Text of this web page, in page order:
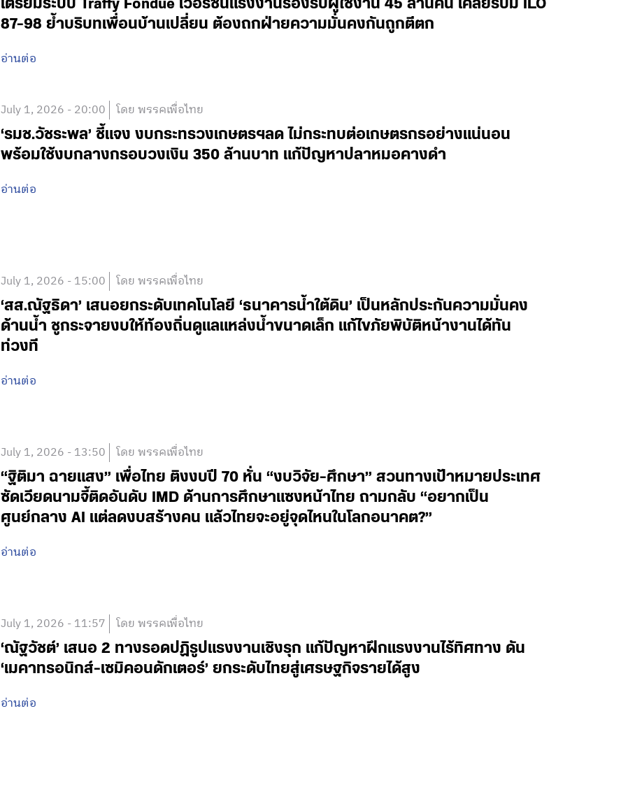
เตรียมระบบ Traffy Fondue เวอร์ชันแรงงานรองรับผู้ใช้งาน 45 ล้านคน เคลียร์ปม ILO
87-98 ย้ำบริบทเพื่อนบ้านเปลี่ยน ต้องถกฝ่ายความมั่นคงกันถูกตีตก
อ่านต่อ
July 1, 2026 - 20:00 โดย พรรคเพื่อไทย
‘รมช.วัชระพล’ ชี้แจง งบกระทรวงเกษตรฯลด ไม่กระทบต่อเกษตรกรอย่างแน่นอน
พร้อมใช้งบกลางกรอบวงเงิน 350 ล้านบาท แก้ปัญหาปลาหมอคางดำ
อ่านต่อ
July 1, 2026 - 15:00 โดย พรรคเพื่อไทย
‘สส.ณัฐธิดา’ เสนอยกระดับเทคโนโลยี ‘ธนาคารน้ำใต้ดิน’ เป็นหลักประกันความมั่นคง
ด้านน้ำ ชูกระจายงบให้ท้องถิ่นดูแลแหล่งน้ำขนาดเล็ก แก้ไขภัยพิบัติหน้างานได้ทัน
ท่วงที
อ่านต่อ
July 1, 2026 - 13:50 โดย พรรคเพื่อไทย
“ฐิติมา ฉายแสง” เพื่อไทย ติงงบปี 70 หั่น “งบวิจัย-ศึกษา” สวนทางเป้าหมายประเทศ
ซัดเวียดนามจี้ติดอันดับ IMD ด้านการศึกษาแซงหน้าไทย ถามกลับ “อยากเป็น
ศูนย์กลาง AI แต่ลดงบสร้างคน แล้วไทยจะอยู่จุดไหนในโลกอนาคต?”
อ่านต่อ
July 1, 2026 - 11:57 โดย พรรคเพื่อไทย
‘ณัฐวัชต์’ เสนอ 2 ทางรอดปฏิรูปแรงงานเชิงรุก แก้ปัญหาฝึกแรงงานไร้ทิศทาง ดัน
‘เมคาทรอนิกส์-เซมิคอนดักเตอร์’ ยกระดับไทยสู่เศรษฐกิจรายได้สูง
อ่านต่อ